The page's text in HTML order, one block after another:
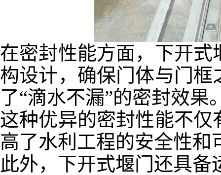
在密封性能方面，下开
构设计，确保门体与门
了“滴水不漏”的密封效果
这种优异的密封性能不
高了水利工程的安全性和
此外，下开式堰门还具